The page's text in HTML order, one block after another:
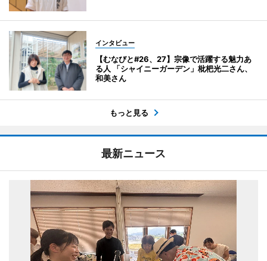
インタビュー
【むなびと#26、27】宗像で活躍する魅力あ
る人 「シャイニーガーデン」枇杷光二さん、
和美さん
もっと見る
最新ニュース